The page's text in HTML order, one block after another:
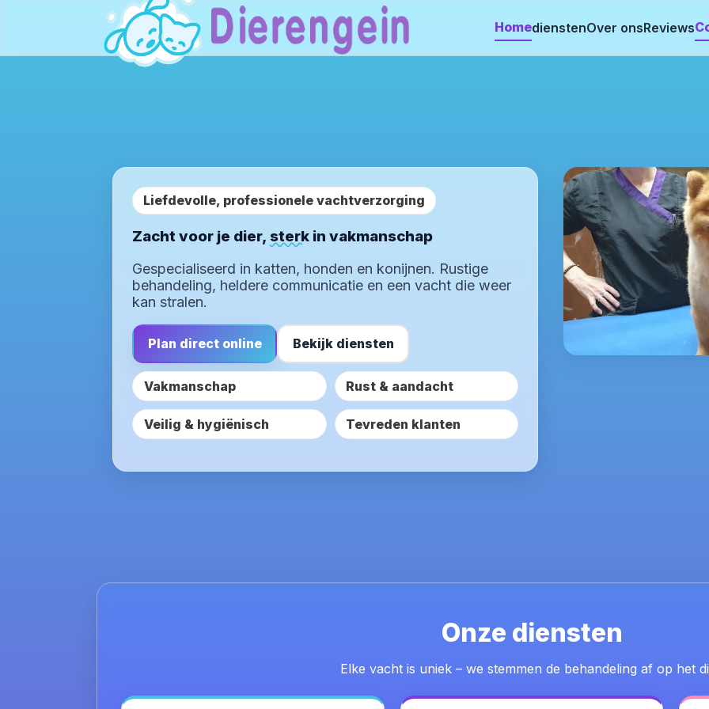
HomedienstenOver onsReviews
Liefdevolle, professionele vachtverzorging
Zacht voor je dier, sterk in vakmanschap
Gespecialiseerd in katten, honden en konijnen. Rustige
behandeling, heldere communicatie en een vacht die weer
kan stralen.
Plan direct online Bekijk diensten
Vakmanschap Rust & aandacht
Veilig & hygiënisch Tevreden klanten
Onze diensten
Elke vacht is uniek – we stemmen de behandeling af op het